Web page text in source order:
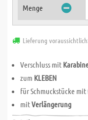
Menge
Lieferung
Verschluss mit
zum KLEBEN
für Schmuckstücke mit
mitVerlängerung